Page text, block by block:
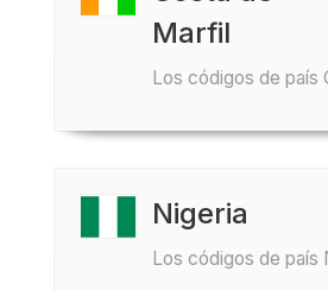
Marfil
Los códigos de país
Nigeria
Los códigos de país